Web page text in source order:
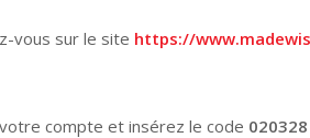
vous sur le site https://
compte et insérez le code 020328